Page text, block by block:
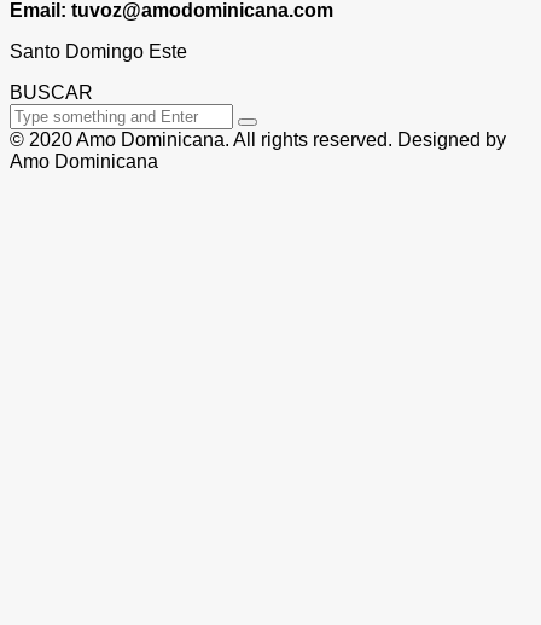
Email: tuvoz@amodominicana.com
Santo Domingo Este
BUSCAR
© 2020 Amo Dominicana. All rights reserved. Designed by
Amo Dominicana